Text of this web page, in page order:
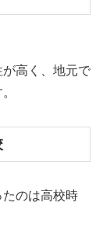
高く、地元で
のは高校時